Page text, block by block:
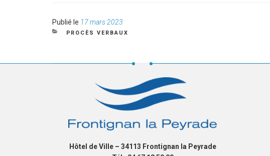
Publié le Publié
le
17 mars 2023
CATÉGORIES
PROCÈS VERBAUX
Hôtel de Ville – 34113 Frontignan la Peyrade